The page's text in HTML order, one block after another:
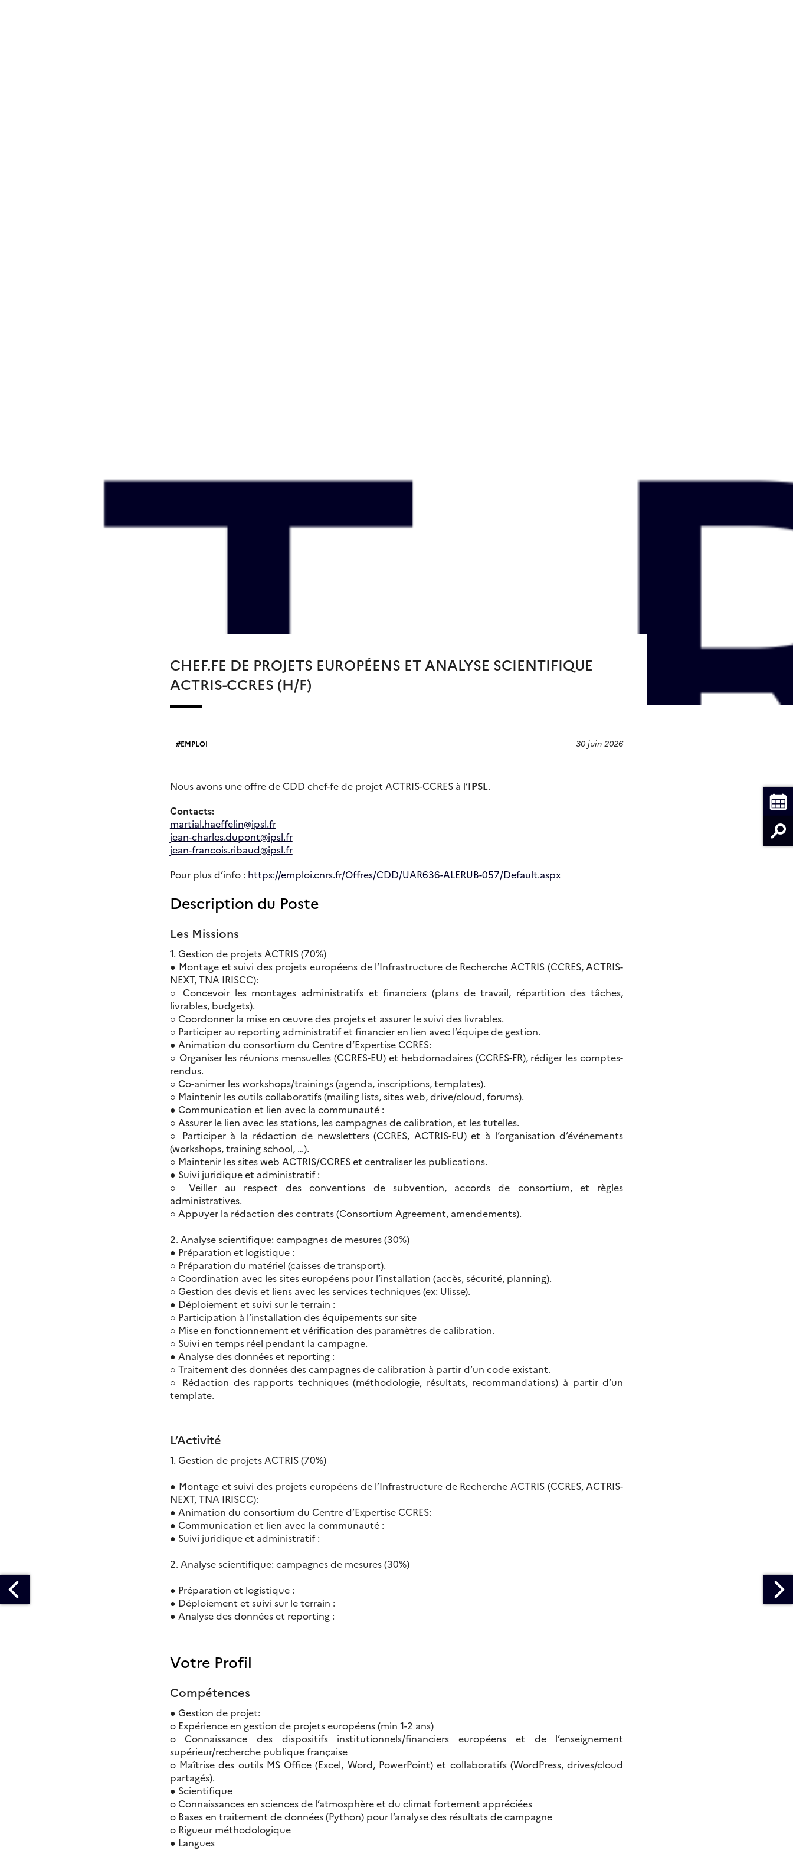
CHEF.FE DE PROJETS EUROPÉENS ET ANALYSE SCIENTIFIQUE
ACTRIS-CCRES (H/F)
EMPLOI 30 juin 2026
Nous avons une offre de CDD chef-fe de projet ACTRIS-CCRES à l’IPSL.
Contacts:
martial.haeffelin@ipsl.fr
jean-charles.dupont@ipsl.fr
jean-francois.ribaud@ipsl.fr
Pour plus d’info : https://emploi.cnrs.fr/Offres/CDD/UAR636-ALERUB-057/Default.aspx
Description du Poste
Les Missions
1. Gestion de projets ACTRIS (70%)
● Montage et suivi des projets européens de l’Infrastructure de Recherche ACTRIS (CCRES, ACTRIS-
NEXT, TNA IRISCC):
○ Concevoir les montages administratifs et financiers (plans de travail, répartition des tâches,
livrables, budgets).
○ Coordonner la mise en œuvre des projets et assurer le suivi des livrables.
○ Participer au reporting administratif et financier en lien avec l’équipe de gestion.
● Animation du consortium du Centre d’Expertise CCRES:
○ Organiser les réunions mensuelles (CCRES-EU) et hebdomadaires (CCRES-FR), rédiger les comptes-
rendus.
○ Co-animer les workshops/trainings (agenda, inscriptions, templates).
○ Maintenir les outils collaboratifs (mailing lists, sites web, drive/cloud, forums).
● Communication et lien avec la communauté :
○ Assurer le lien avec les stations, les campagnes de calibration, et les tutelles.
○ Participer à la rédaction de newsletters (CCRES, ACTRIS-EU) et à l’organisation d’événements
(workshops, training school, …).
○ Maintenir les sites web ACTRIS/CCRES et centraliser les publications.
● Suivi juridique et administratif :
○ Veiller au respect des conventions de subvention, accords de consortium, et règles
administratives.
○ Appuyer la rédaction des contrats (Consortium Agreement, amendements).
2. Analyse scientifique: campagnes de mesures (30%)
● Préparation et logistique :
○ Préparation du matériel (caisses de transport).
○ Coordination avec les sites européens pour l’installation (accès, sécurité, planning).
○ Gestion des devis et liens avec les services techniques (ex: Ulisse).
● Déploiement et suivi sur le terrain :
○ Participation à l’installation des équipements sur site
○ Mise en fonctionnement et vérification des paramètres de calibration.
○ Suivi en temps réel pendant la campagne.
● Analyse des données et reporting :
○ Traitement des données des campagnes de calibration à partir d’un code existant.
○ Rédaction des rapports techniques (méthodologie, résultats, recommandations) à partir d’un
template.
L’Activité
1. Gestion de projets ACTRIS (70%)
● Montage et suivi des projets européens de l’Infrastructure de Recherche ACTRIS (CCRES, ACTRIS-
NEXT, TNA IRISCC):
● Animation du consortium du Centre d’Expertise CCRES:
● Communication et lien avec la communauté :
● Suivi juridique et administratif :
2. Analyse scientifique: campagnes de mesures (30%)
● Préparation et logistique :
● Déploiement et suivi sur le terrain :
● Analyse des données et reporting :
Votre Profil
Compétences
● Gestion de projet:
o Expérience en gestion de projets européens (min 1-2 ans)
o Connaissance des dispositifs institutionnels/financiers européens et de l’enseignement
supérieur/recherche publique française
o Maîtrise des outils MS Office (Excel, Word, PowerPoint) et collaboratifs (WordPress, drives/cloud
partagés).
● Scientifique
o Connaissances en sciences de l’atmosphère et du climat fortement appréciées
o Bases en traitement de données (Python) pour l’analyse des résultats de campagne
o Rigueur méthodologique
● Langues